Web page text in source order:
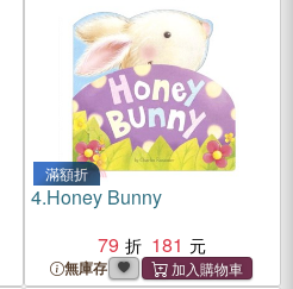
滿額折
4.Honey Bunny
79
181
無庫存